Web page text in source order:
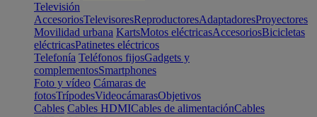
Televisión
AccesoriosTelevisoresReproductoresAdaptadoresProyectores
Movilidad urbana KartsMotos eléctricasAccesoriosBicicletas
eléctricasPatinetes eléctricos
Telefonía Teléfonos fijosGadgets y
complementosSmartphones
Foto y vídeo Cámaras de
fotosTrípodesVideocámarasObjetivos
Cables Cables HDMICables de alimentaciónCables